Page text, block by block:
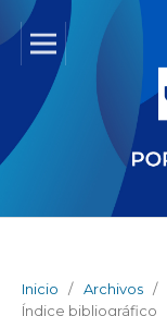
Inicio / Archivos /
Índice bibliográfico